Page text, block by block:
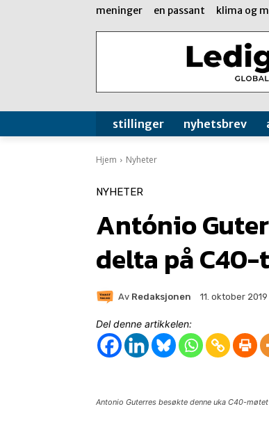
meninger en passant klima og
stillinger nyhetsbrev
Hjem Nyheter
NYHETER
António
delta på
Av Redaksjonen 11. oktober 2019
Del denne artikkelen:
Antonio Guterres besøkte denne uka C40-